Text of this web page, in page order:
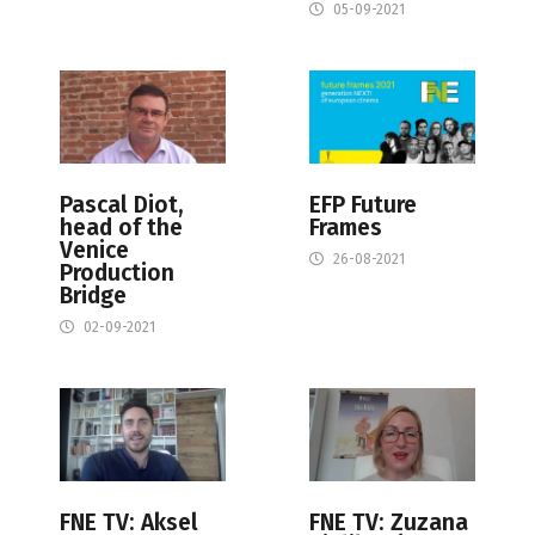
05-09-2021
Pascal Diot,
head of the
Venice
Production
Bridge
02-09-2021
EFP Future
Frames
26-08-2021
FNE TV: Aksel
FNE TV: Zuzana